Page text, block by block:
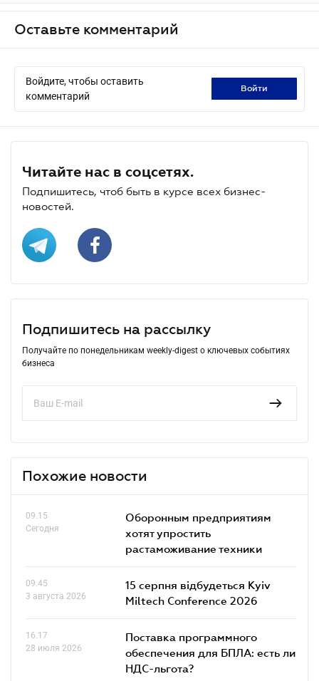
Оставьте комментарий
Войдите, чтобы оставить
комментарий
войти
Читайте нас в соцсетях.
Подпишитесь, чтоб быть в курсе всех бизнес-
новостей.
Подпишитесь на рассылку
Получайте по понедельникам weekly-digest о ключевых событиях
бизнеса
Похожие новости
09.15
Сегодня
Оборонным предприятиям
хотят упростить
растаможивание техники
09.45
3 августа 2026
15 серпня відбудеться Kyiv
Miltech Conference 2026
16.17
28 июля 2026
Поставка программного
обеспечения для БПЛА: есть ли
НДС-льгота?